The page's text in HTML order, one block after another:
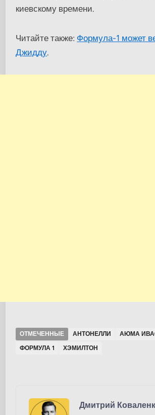
киевскому времени.
Читайте также: Формула-1 может
Джидду.
ОТМЕЧЕННЫЕ АНТОНЕЛЛИ
АЮМА
ФОРМУЛА 1
ХЭМИЛТОН
Дмитрий